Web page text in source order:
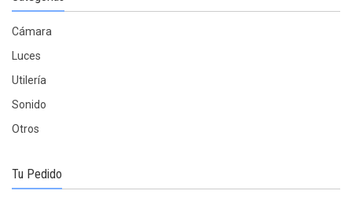
Cámara
Luces
Utilería
Sonido
Otros
Tu Pedido